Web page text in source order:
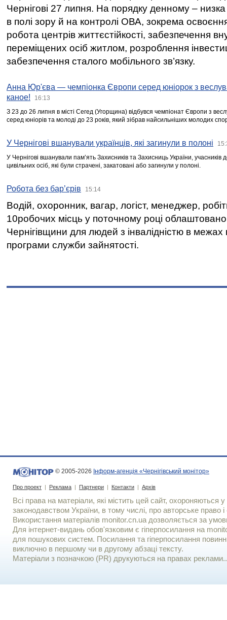
Чернігові 27 липня. На порядку денному –
в полі зору й на контролі ОВА, зокрема освоєння
робота центрів життєстійкості, забезпечення
переміщених осіб житлом, розроблення
забезпечення сталого мобільного зв’язку.
Анна Юр'єва — чемпіонка Європи серед юніорок з
каное!
16:13
З 23 до 26 липня в місті Сегед (Угорщина) відбувся чемпіонат Європи з
серед юніорів та молоді до 23 років, який зібрав найсильніших молодих
У Чернігові вшанували українців, які загинули в полоні
У Чернігові вшанували пам’ять Захисників та Захисниць України,
цивільних осіб, які були страчені, закатовані або загинули у полоні.
Робота без бар’єрів 15:14
Водій, охоронник, вагар, логіст, менеджер,
10робочих місць у поточному році
Чернігівщини для людей з інвалідністю в межах
програми служби зайнятості.
© 2005-2026 Інформ-агенція «Чернігівський монітор»
Про проект | Реклама | Партнери | Контакти | Архів
Всі права на матеріали, які містить цей сайт, охороняються у
законодавством України, в тому числі, про авторське право і
Використання матерiалiв monitor.cn.ua дозволяється за
Для iнтернет-видань обов'язковим є гiперпосилання на
для пошукових систем. Посилання та гіперпосилання
виключно в першому чи в другому абзаці тексту.
Матеріали з позначкою (PR) друкуються на правах реклами..